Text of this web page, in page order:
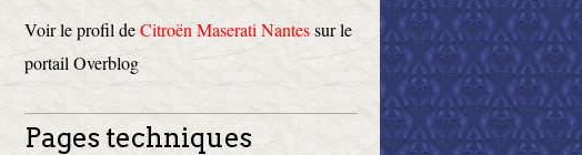
Voir le profil deCitroën Maserati Nantessur le
portail Overblog
Pages techniques